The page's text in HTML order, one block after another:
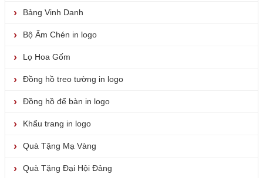
Bảng Vinh Danh
Bộ Ấm Chén in logo
Lọ Hoa Gốm
Đồng hồ treo tường in logo
Đồng hồ để bàn in logo
Khẩu trang in logo
Quà Tặng Mạ Vàng
Quà Tặng Đại Hội Đảng